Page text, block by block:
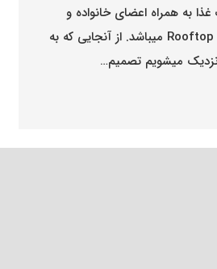
به همراه اعضای خانواده و
دوستان در پاسیوهای Rooftop میباشد. از آنجایی که به
میشویم تصمیم…